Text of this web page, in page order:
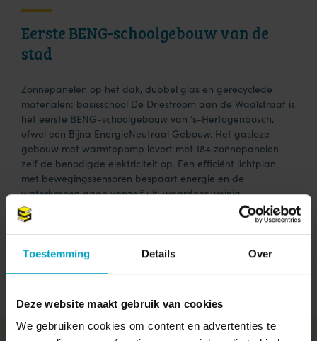
Toestemming Details Over
Deze website maakt gebruik van cookies
We gebruiken cookies om content en advertenties te
Eerste BENG-schoolgebouw van de
stad
Zonnepanelen op het dak, dubbel glas en gerecyclede
materialen: basisschool De Driestroom aan de Waalstraat is
het eerste BENG-schoolgebouw van ‘s-Hertogenbosch,
ofwel een Bijna EnergieNeutraal Gebouw. Het gasloze
gebouw met warmtepomp levert met 184 zonnepanelen
zelf de benodigde elektriciteit op. Een efficiënt lichtplan
met bewegingssensoren bespaart energie en de
waterkranen gaan vanzelf uit, waardoor weinig
waterverlies optreedt. Allemaal duurzame maatregelen die
bijdragen aan een betere wereld.
Meer duurzame projecten